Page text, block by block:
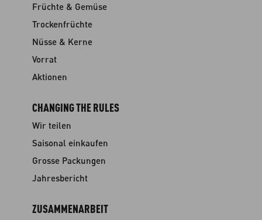
Früchte & Gemüse
Trockenfrüchte
Nüsse & Kerne
Vorrat
Aktionen
CHANGING THE RULES
Wir teilen
Saisonal einkaufen
Grosse Packungen
Jahresbericht
ZUSAMMENARBEIT